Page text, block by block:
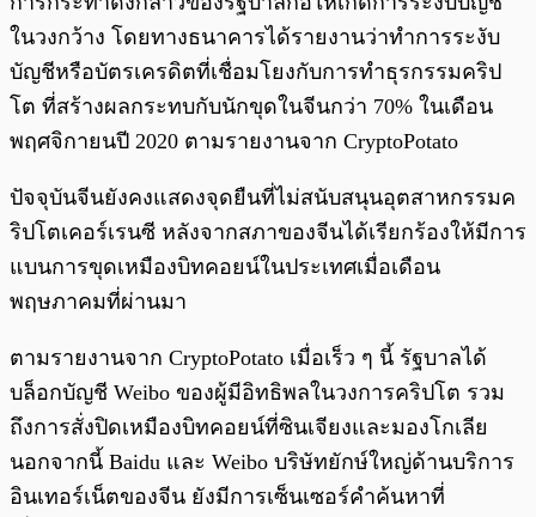
ในวงกว้าง โดยทางธนาคารได้รายงานว่าทำการระงับ
บัญชีหรือบัตรเครดิตที่เชื่อมโยงกับการทำธุรกรรมคริป
โต ที่สร้างผลกระทบกับนักขุดในจีนกว่า 70% ในเดือน
พฤศจิกายนปี 2020 ตามรายงานจาก CryptoPotato
ปัจจุบันจีนยังคงแสดงจุดยืนที่ไม่สนับสนุนอุตสาหกรรมค
ริปโตเคอร์เรนซี หลังจากสภาของจีนได้เรียกร้องให้มีการ
แบนการขุดเหมืองบิทคอยน์ในประเทศเมื่อเดือน
พฤษภาคมที่ผ่านมา
ตามรายงานจาก CryptoPotato เมื่อเร็ว ๆ นี้ รัฐบาลได้
บล็อกบัญชี Weibo ของผู้มีอิทธิพลในวงการคริปโต รวม
ถึงการสั่งปิดเหมืองบิทคอยน์ที่ซินเจียงและมองโกเลีย
นอกจากนี้ Baidu และ Weibo บริษัทยักษ์ใหญ่ด้านบริการ
อินเทอร์เน็ตของจีน ยังมีการเซ็นเซอร์คำค้นหาที่